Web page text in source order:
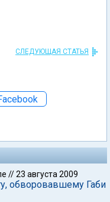
СЛЕДУЮЩАЯ СТАТЬЯ
//23 августа 2009
обворовавшему Габи